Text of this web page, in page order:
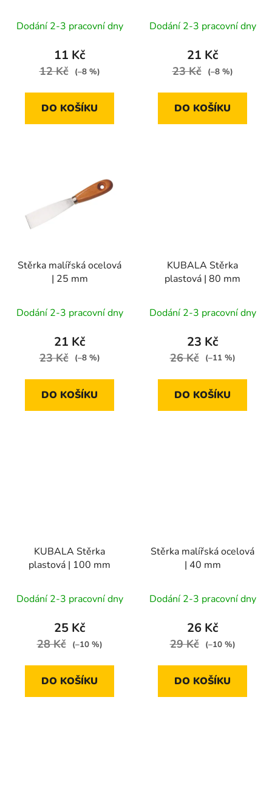
ZN31502
Dodání 2-3 pracovní dny
11 Kč
12 Kč (–8 %)
DO KOŠÍKU
Dodání 2-3 pracovní dny
21 Kč
23 Kč (–8 %)
DO KOŠÍKU
Stěrka malířská ocelová
| 25 mm
Dodání 2-3 pracovní dny
21 Kč
23 Kč (–8 %)
DO KOŠÍKU
KUBALA Stěrka
plastová | 80 mm
Dodání 2-3 pracovní dny
23 Kč
26 Kč (–11 %)
DO KOŠÍKU
KUBALA Stěrka
plastová | 100 mm
Dodání 2-3 pracovní dny
25 Kč
28 Kč (–10 %)
DO KOŠÍKU
Stěrka malířská ocelová
| 40 mm
Dodání 2-3 pracovní dny
26 Kč
29 Kč (–10 %)
DO KOŠÍKU